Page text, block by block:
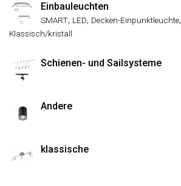
Einbauleuchten
SMART, LED, Decken-Einpunktleuchte,
Klassisch/kristall
Schienen- und Sailsysteme
Andere
klassische